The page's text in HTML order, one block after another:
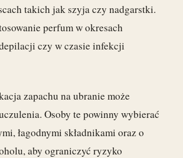
takich jak szyja czy nadgarstki.
perfum w okresach
czy w czasie infekcji
zapachu na ubranie może
Osoby te powinny wybierać
łagodnymi składnikami oraz o
aby ograniczyć ryzyko